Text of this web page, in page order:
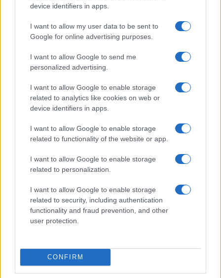
device identifiers in apps.
I want to allow my user data to be sent to
Google for online advertising purposes.
I want to allow Google to send me
personalized advertising.
I want to allow Google to enable storage
related to analytics like cookies on web or
device identifiers in apps.
I want to allow Google to enable storage
related to functionality of the website or app.
I want to allow Google to enable storage
related to personalization.
I want to allow Google to enable storage
related to security, including authentication
functionality and fraud prevention, and other
user protection.
CONFIRM
Brand
Védelem IP68
Új és Használt GSM kiemelt ajánlatok
Nelly GSM